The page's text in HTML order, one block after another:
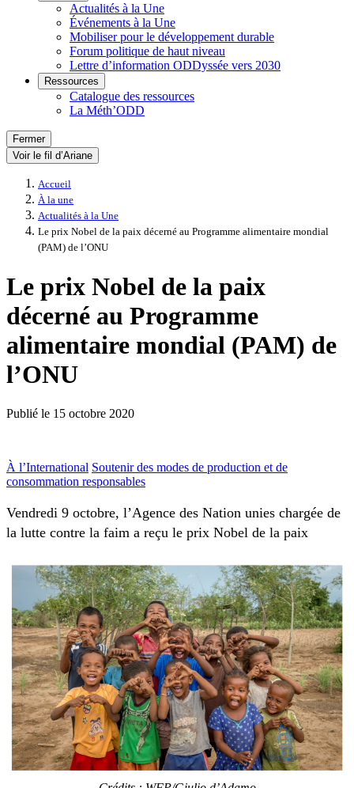
Actualités à la Une
Événements à la Une
Mobiliser pour le développement durable
Forum politique de haut niveau
Lettre d’information ODDyssée vers 2030
Ressources
Catalogue des ressources
La Méth’ODD
Fermer
Voir le fil d’Ariane
Accueil
À la une
Actualités à la Une
Le prix Nobel de la paix décerné au Programme alimentaire mondial
(PAM) de l’ONU
Le prix Nobel de la paix
décerné au Programme
alimentaire mondial (PAM) de
l’ONU
Publié le 15 octobre 2020
À l’International Soutenir des modes de production et de
consommation responsables
Vendredi 9 octobre, l’Agence des Nation unies chargée de
la lutte contre la faim a reçu le prix Nobel de la paix